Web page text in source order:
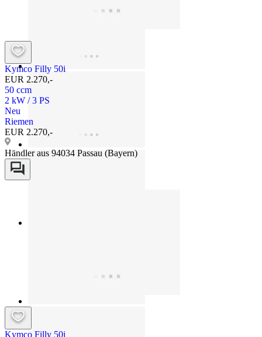
Kymco Filly 50i
EUR 2.270,-
50 ccm
2 kW / 3 PS
Neu
Riemen
EUR 2.270,-
Händler aus 94034 Passau (Bayern)
Kymco Filly 50i